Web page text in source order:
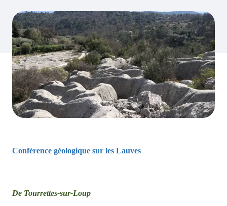
Conférence géologique sur les Lauves
De Tourrettes-sur-Loup